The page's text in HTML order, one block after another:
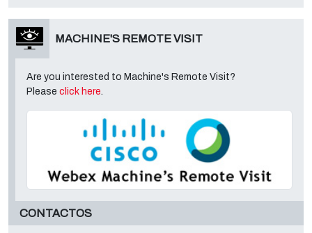
MACHINE'S REMOTE VISIT
Are you interested to Machine's Remote Visit?
Please click here.
CONTACTOS